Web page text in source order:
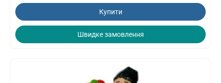
Купити
Швидке замовлення